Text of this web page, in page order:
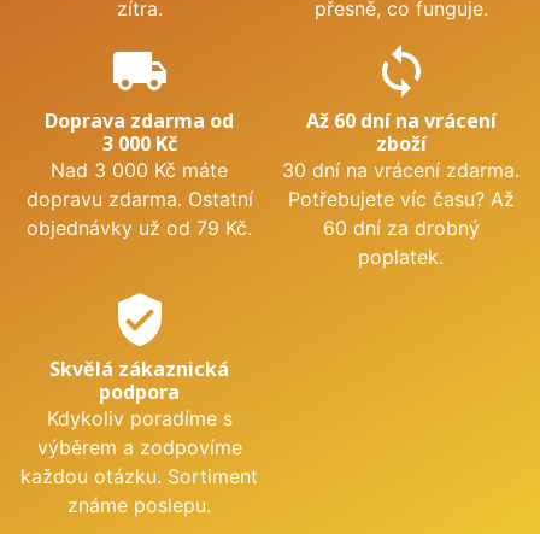
zítra.
přesně, co funguje.
local_shipping
Doprava zdarma od
3 000 Kč
Nad 3 000 Kč máte
dopravu zdarma. Ostatní
objednávky už od 79 Kč.
sync
Až 60 dní na vrácení
zboží
30 dní na vrácení zdarma.
Potřebujete víc času? Až
60 dní za drobný
poplatek.
verified_user
Skvělá zákaznická
podpora
Kdykoliv poradíme s
výběrem a zodpovíme
každou otázku. Sortiment
známe poslepu.